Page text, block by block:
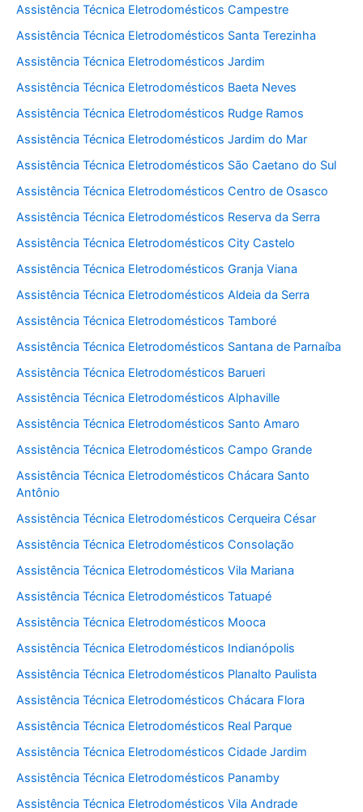
Assistência Técnica Eletrodomésticos Campestre
Assistência Técnica Eletrodomésticos Santa Terezinha
Assistência Técnica Eletrodomésticos Jardim
Assistência Técnica Eletrodomésticos Baeta Neves
Assistência Técnica Eletrodomésticos Rudge Ramos
Assistência Técnica Eletrodomésticos Jardim do Mar
Assistência Técnica Eletrodomésticos São Caetano do Sul
Assistência Técnica Eletrodomésticos Centro de Osasco
Assistência Técnica Eletrodomésticos Reserva da Serra
Assistência Técnica Eletrodomésticos City Castelo
Assistência Técnica Eletrodomésticos Granja Viana
Assistência Técnica Eletrodomésticos Aldeia da Serra
Assistência Técnica Eletrodomésticos Tamboré
Assistência Técnica Eletrodomésticos Santana de Parnaíba
Assistência Técnica Eletrodomésticos Barueri
Assistência Técnica Eletrodomésticos Alphaville
Assistência Técnica Eletrodomésticos Santo Amaro
Assistência Técnica Eletrodomésticos Campo Grande
Assistência Técnica Eletrodomésticos Chácara Santo
Antônio
Assistência Técnica Eletrodomésticos Cerqueira César
Assistência Técnica Eletrodomésticos Consolação
Assistência Técnica Eletrodomésticos Vila Mariana
Assistência Técnica Eletrodomésticos Tatuapé
Assistência Técnica Eletrodomésticos Mooca
Assistência Técnica Eletrodomésticos Indianópolis
Assistência Técnica Eletrodomésticos Planalto Paulista
Assistência Técnica Eletrodomésticos Chácara Flora
Assistência Técnica Eletrodomésticos Real Parque
Assistência Técnica Eletrodomésticos Cidade Jardim
Assistência Técnica Eletrodomésticos Panamby
Assistência Técnica Eletrodomésticos Vila Andrade